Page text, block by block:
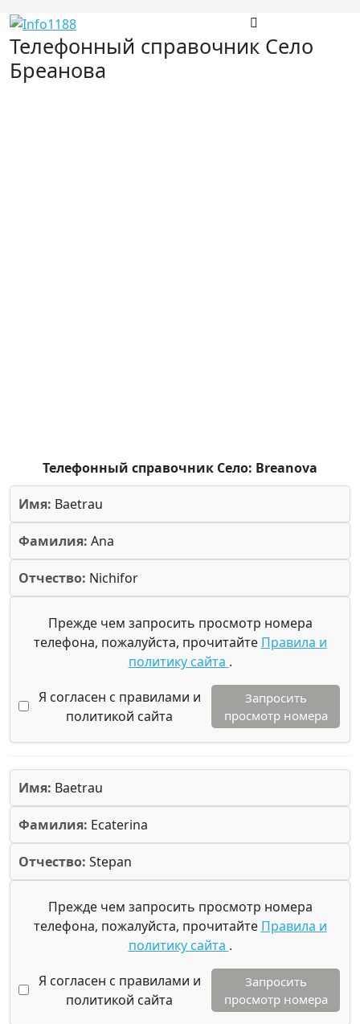
Телефонный справочник Село
Бреанова
Телефонный справочник Село: Breanova
Имя: Baetrau
Фамилия: Ana
Отчество: Nichifor
Прежде чем запросить просмотр номера
телефона, пожалуйста, прочитайте Правила и
политику сайта .
Я согласен с правилами и
политикой сайта
Запросить
просмотр номера
Имя: Baetrau
Фамилия: Ecaterina
Отчество: Stepan
Прежде чем запросить просмотр номера
телефона, пожалуйста, прочитайте Правила и
политику сайта .
Я согласен с правилами и
политикой сайта
Запросить
просмотр номера